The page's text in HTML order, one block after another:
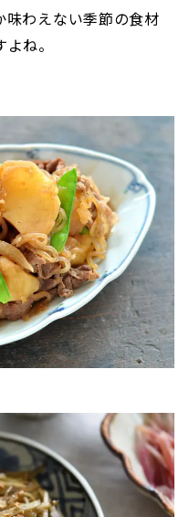
味わえない季節の食材
ね。